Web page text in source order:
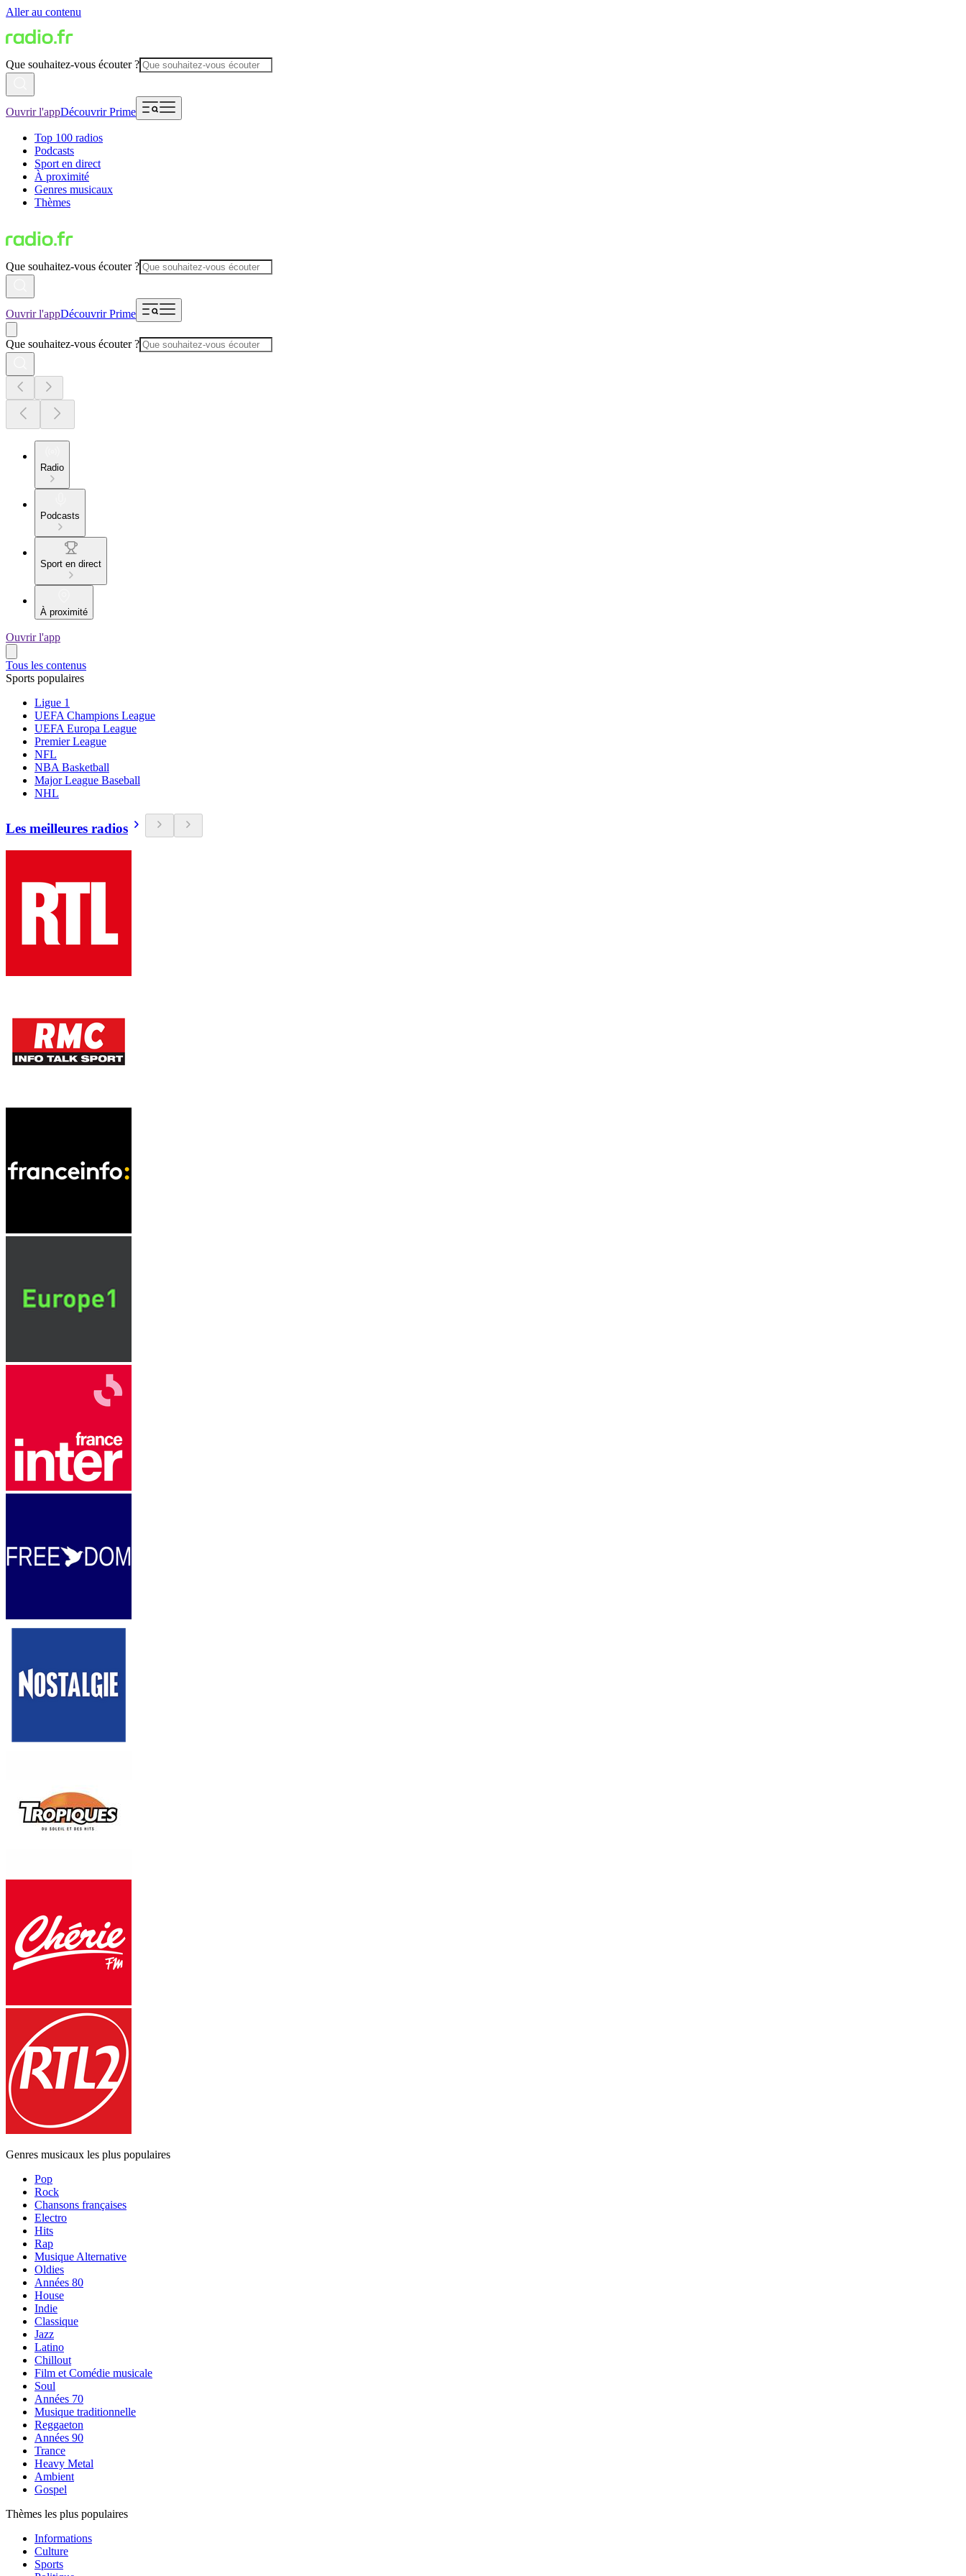
Aller au contenu
Que souhaitez-vous écouter ?
Ouvrir l'appDécouvrir Prime
Top 100 radios
Podcasts
Sport en direct
À proximité
Genres musicaux
Thèmes
Que souhaitez-vous écouter ?
Ouvrir l'appDécouvrir Prime
Que souhaitez-vous écouter ?
Radio
Podcasts
Sport en direct
À proximité
Ouvrir l'app
Tous les contenus
Sports populaires
Ligue 1
UEFA Champions League
UEFA Europa League
Premier League
NFL
NBA Basketball
Major League Baseball
NHL
Les meilleures radios
Genres musicaux les plus populaires
Pop
Rock
Chansons françaises
Electro
Hits
Rap
Musique Alternative
Oldies
Années 80
House
Indie
Classique
Jazz
Latino
Chillout
Film et Comédie musicale
Soul
Années 70
Musique traditionnelle
Reggaeton
Années 90
Trance
Heavy Metal
Ambient
Gospel
Thèmes les plus populaires
Informations
Culture
Sports